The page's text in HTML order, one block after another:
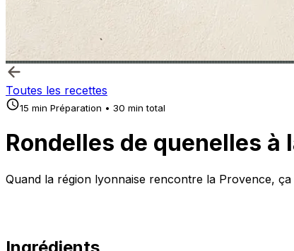
Toutes les recettes
15 min Préparation • 30 min total
Rondelles de quenelles à
Quand la région lyonnaise rencontre la Provence,